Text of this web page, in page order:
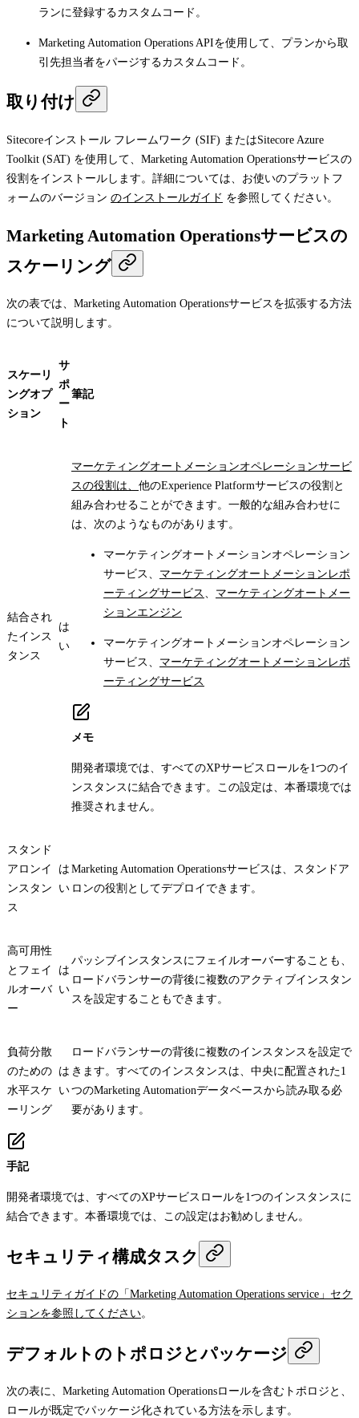
ランに登録するカスタムコード。
Marketing Automation Operations APIを使用して、プランから取
引先担当者をパージするカスタムコード。
取り付け
Sitecoreインストール フレームワーク (SIF) またはSitecore Azure
Toolkit (SAT) を使用して、Marketing Automation Operationsサービスの
役割をインストールします。詳細については、お使いのプラットフ
ォームのバージョン のインストールガイド を参照してください。
Marketing Automation Operationsサービスの
スケーリング
次の表では、Marketing Automation Operationsサービスを拡張する方法
について説明します。
スケーリ
ングオプ
ション
サ
ポ
ー
ト
筆記
結合され
たインス
タンス
は
い
マーケティングオートメーションオペレーションサービ
スの役割は、 他のExperience Platformサービスの役割と
組み合わせることができます。一般的な組み合わせに
は、次のようなものがあります。
マーケティングオートメーションオペレーション
サービス、 マーケティングオートメーションレポ
ーティングサービス 、 マーケティングオートメー
ションエンジン
マーケティングオートメーションオペレーション
サービス、 マーケティングオートメーションレポ
ーティングサービス
メモ
開発者環境では、すべてのXPサービスロールを1つのイ
ンスタンスに結合できます。この設定は、本番環境では
推奨されません。
スタンド
アロンイ
ンスタン
ス
は
い
Marketing Automation Operationsサービスは、スタンドア
ロンの役割としてデプロイできます。
高可用性
とフェイ
ルオーバ
ー
は
い
パッシブインスタンスにフェイルオーバーすることも、
ロードバランサーの背後に複数のアクティブインスタン
スを設定することもできます。
負荷分散
のための
水平スケ
ーリング
は
い
ロードバランサーの背後に複数のインスタンスを設定で
きます。すべてのインスタンスは、中央に配置された1
つのMarketing Automationデータベースから読み取る必
要があります。
手記
開発者環境では、すべてのXPサービスロールを1つのインスタンスに
結合できます。本番環境では、この設定はお勧めしません。
セキュリティ構成タスク
セキュリティガイドの「Marketing Automation Operations service」セク
ションを参照してください。
デフォルトのトポロジとパッケージ
次の表に、Marketing Automation Operationsロールを含むトポロジと、
ロールが既定でパッケージ化されている方法を示します。